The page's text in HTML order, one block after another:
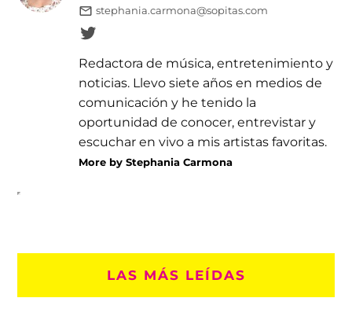
stephania.carmona@sopitas.com
Redactora de música, entretenimiento y
noticias. Llevo siete años en medios de
comunicación y he tenido la
oportunidad de conocer, entrevistar y
escuchar en vivo a mis artistas favoritas.
More by Stephania Carmona
LAS MÁS LEÍDAS